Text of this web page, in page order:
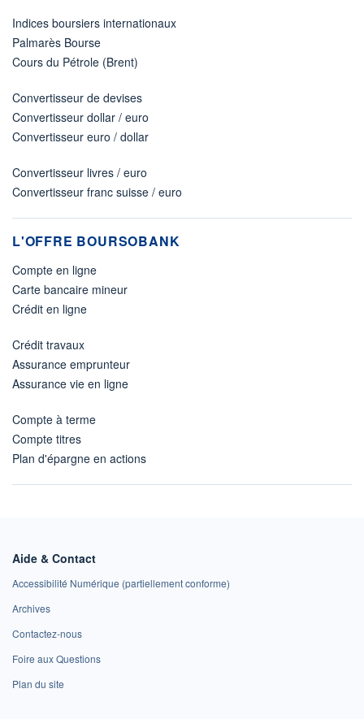
Indices boursiers internationaux
Palmarès Bourse
Cours du Pétrole (Brent)
Convertisseur de devises
Convertisseur dollar / euro
Convertisseur euro / dollar
Convertisseur livres / euro
Convertisseur franc suisse / euro
L'OFFRE BOURSOBANK
Compte en ligne
Carte bancaire mineur
Crédit en ligne
Crédit travaux
Assurance emprunteur
Assurance vie en ligne
Compte à terme
Compte titres
Plan d'épargne en actions
Aide & Contact
Accessibilité Numérique (partiellement conforme)
Archives
Contactez-nous
Foire aux Questions
Plan du site